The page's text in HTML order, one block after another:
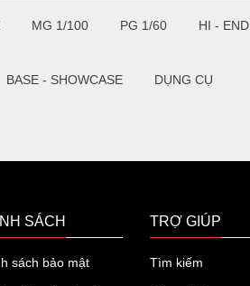
MG 1/100 PG 1/60 HI - END
BASE - SHOWCASE DỤNG CỤ
SÁCH
sách bảo mật
TRỢ GIÚP
Tìm kiếm